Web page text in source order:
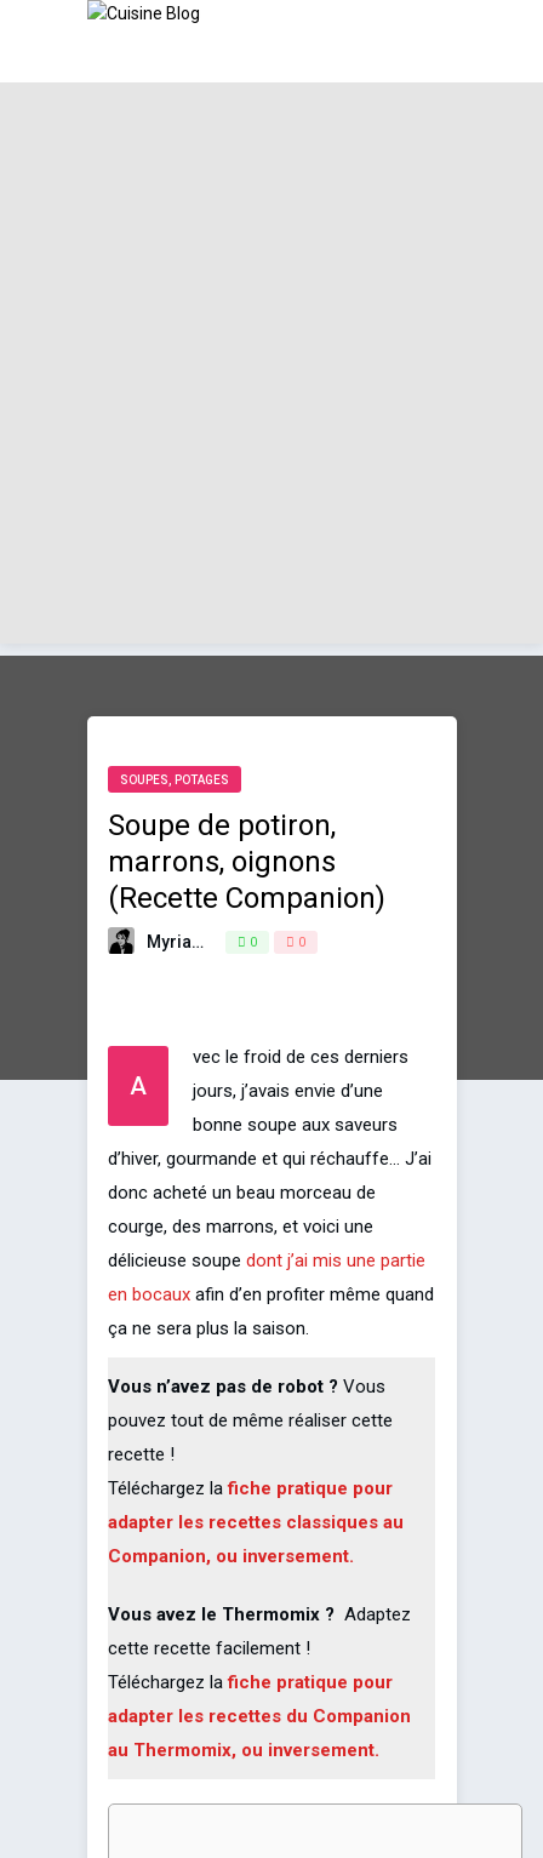
SOUPES, POTAGES
Soupe de potiron,
marrons, oignons
(Recette Companion)
Myriam 5 mars 2018
0 0
A
vec le froid de ces derniers
jours, j’avais envie d’une
bonne soupe aux saveurs
d’hiver, gourmande et qui réchauffe… J’ai
donc acheté un beau morceau de
courge, des marrons, et voici une
délicieuse soupe dont j’ai mis une partie
en bocaux afin d’en profiter même quand
ça ne sera plus la saison.
Vous n’avez pas de robot ? Vous
pouvez tout de même réaliser cette
recette !
Téléchargez lafiche pratique pour
adapter les recettes classiques au
Companion, ou inversement.
Vous avez le Thermomix ? Adaptez
cette recette facilement !
Téléchargez lafiche pratique pour
adapter les recettes du Companion
au Thermomix, ou inversement.